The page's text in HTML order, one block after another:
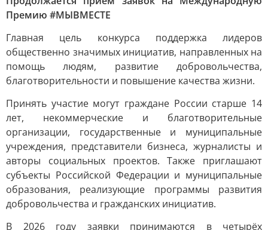
Премию #МЫВМЕСТЕ
Главная цель конкурса поддержка лидеров
общественно значимых инициатив, направленных на
помощь людям, развитие добровольчества,
благотворительности и повышение качества жизни.
Принять участие могут граждане России старше 14
лет, некоммерческие и благотворительные
организации, государственные и муниципальные
учреждения, представители бизнеса, журналисты и
авторы социальных проектов. Также приглашают
субъекты Российской Федерации и муниципальные
образования, реализующие программы развития
добровольчества и гражданских инициатив.
В 2026 году заявки принимаются в четырёх